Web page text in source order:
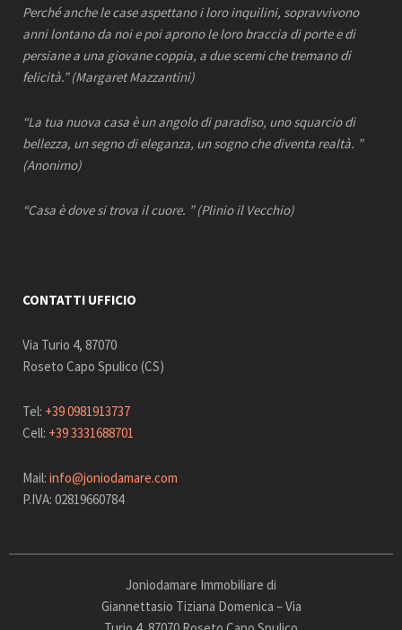
Perché anche le case aspettano i loro inquilini, sopravvivono
anni lontano da noi e poi aprono le loro braccia di porte e di
persiane a una giovane coppia, a due scemi che tremano di
felicità.”(Margaret Mazzantini)
“La tua nuova casa è un angolo di paradiso, uno squarcio di
bellezza, un segno di eleganza, un sogno che diventa realtà. ”
(Anonimo)
“Casa è dove si trova il cuore. ”(Plinio il Vecchio)
CONTATTI UFFICIO
Via Turio 4, 87070
Roseto Capo Spulico (CS)
Tel: +39 0981913737
Cell: +39 3331688701
Mail: info@joniodamare.com
P.IVA: 02819660784
Joniodamare Immobiliare di
Giannettasio Tiziana Domenica – Via